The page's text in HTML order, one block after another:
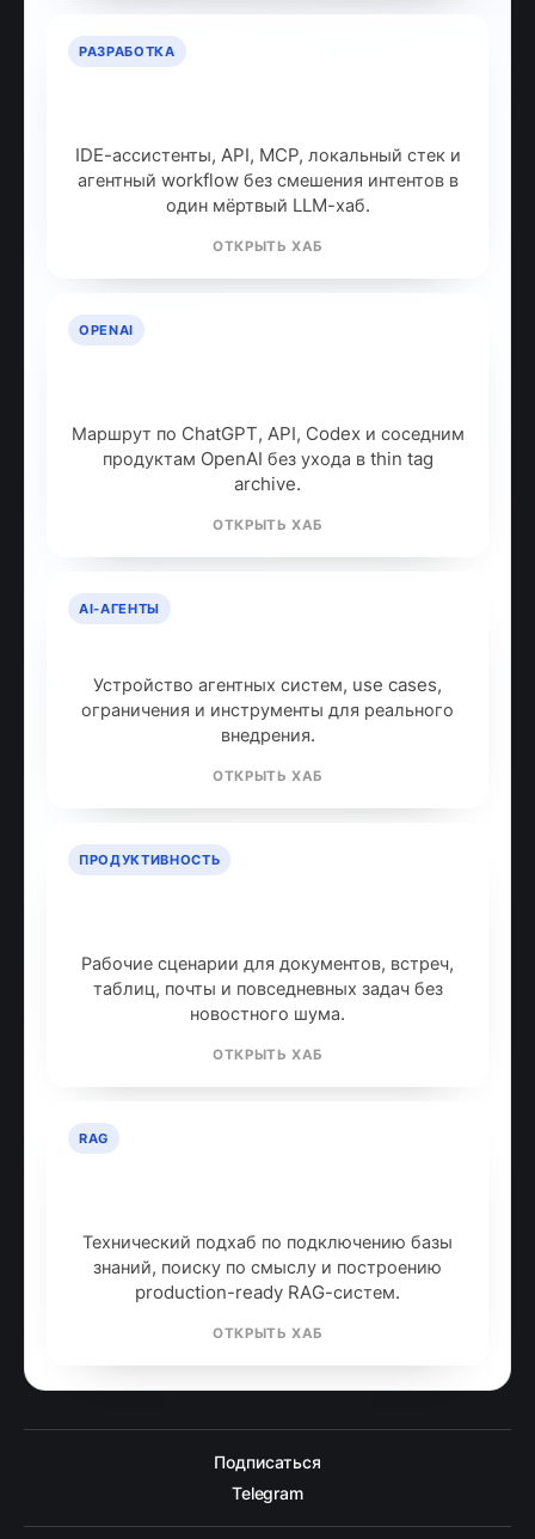
РАЗРАБОТКА
IDE-ассистенты, API, MCP, локальный стек и
агентный workflow без смешения интентов в
один мёртвый LLM-хаб.
ОТКРЫТЬ ХАБ
OPENAI
Маршрут по ChatGPT, API, Codex и соседним
продуктам OpenAI без ухода в thin tag
archive.
ОТКРЫТЬ ХАБ
AI-АГЕНТЫ
Устройство агентных систем, use cases,
ограничения и инструменты для реального
внедрения.
ОТКРЫТЬ ХАБ
ПРОДУКТИВНОСТЬ
Рабочие сценарии для документов, встреч,
таблиц, почты и повседневных задач без
новостного шума.
ОТКРЫТЬ ХАБ
RAG
Технический подхаб по подключению базы
знаний, поиску по смыслу и построению
production-ready RAG-систем.
ОТКРЫТЬ ХАБ
Подписаться
Telegram